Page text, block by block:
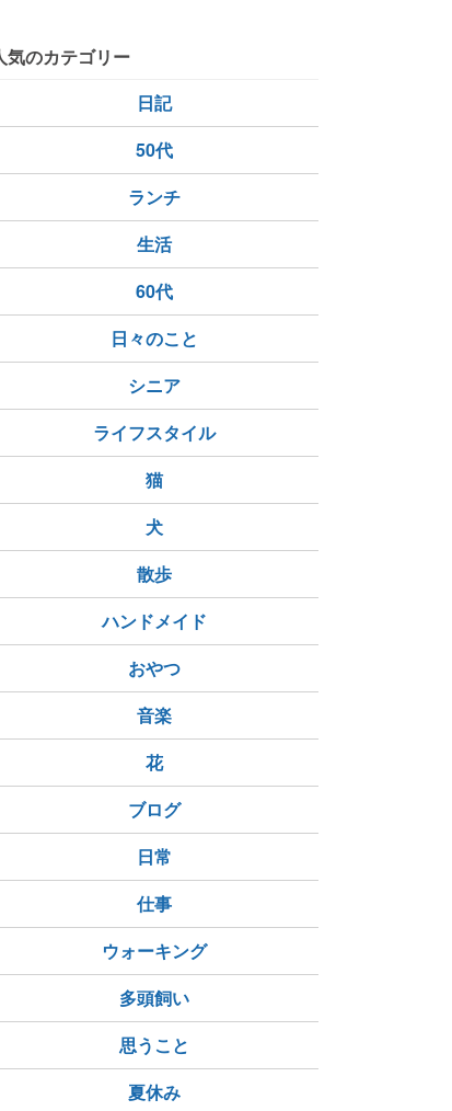
気のカテゴリー
日記
50代
ランチ
生活
60代
日々のこと
シニア
ライフスタイル
猫
犬
散歩
ハンドメイド
おやつ
音楽
花
ブログ
日常
仕事
ウォーキング
多頭飼い
思うこと
夏休み